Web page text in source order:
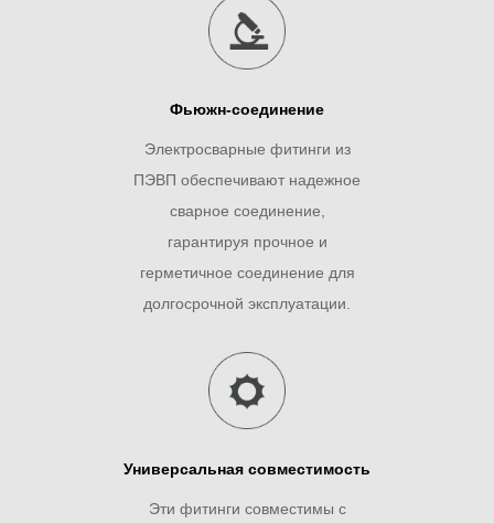
Фьюжн-соединение
Электросварные фитинги из
ПЭВП обеспечивают надежное
сварное соединение,
гарантируя прочное и
герметичное соединение для
долгосрочной эксплуатации.
Универсальная совместимость
Эти фитинги совместимы с